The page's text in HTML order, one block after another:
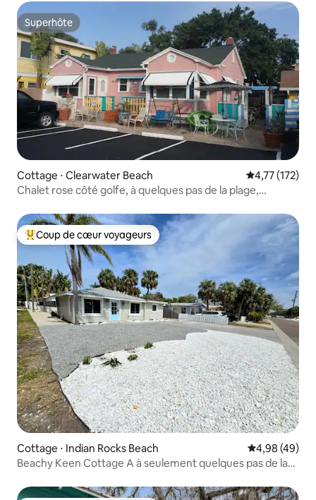
Superhôte
Superhôte
Cottage ⋅ Clearwater Beach Évaluation
4,77 (172)
Chalet rose côté golfe, à quelques pas de la plage,
Coups de cœur voyageurs les plus appréciés
Coup de cœur voyageurs
Cottage ⋅ Indian Rocks Beach Évaluation
4,98 (49)
Beachy Keen Cottage A à seulement quelques pas de la